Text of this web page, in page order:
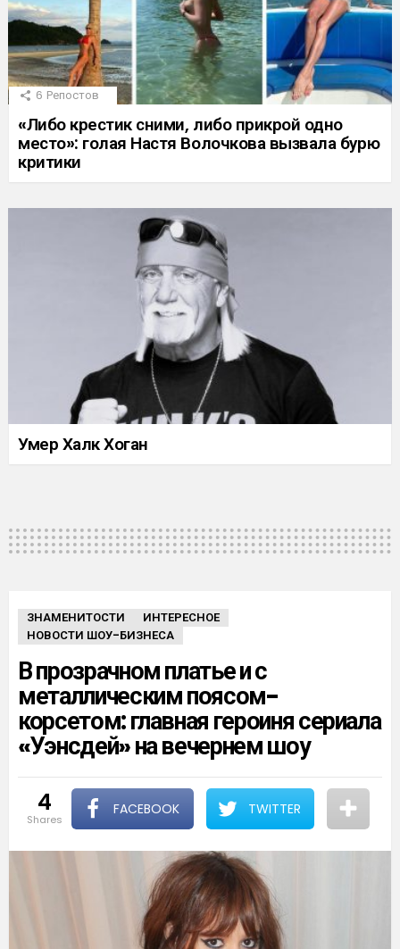
6 Репостов
«Либо крестик сними, либо прикрой одно
место»: голая Настя Волочкова вызвала бурю
критики
Умер Халк Хоган
ЗНАМЕНИТОСТИ
ИНТЕРЕСНОЕ
НОВОСТИ ШОУ-БИЗНЕСА
В прозрачном платье и с
металлическим поясом-
корсетом: главная героиня сериала
«Уэнсдей» на вечернем шоу
4
shares
FACEBOOK TWITTER